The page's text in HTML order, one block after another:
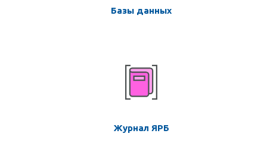
Базы данных
Журнал ЯРБ